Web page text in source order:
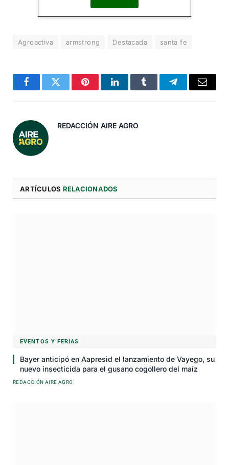
Agroactiva armstrong Destacada santa fe
FacebookTwitter PinterestLinkedInTumblr TelegramCorreo
REDACCIÓN AIRE AGRO
ARTÍCULOS RELACIONADOS
EVENTOS Y FERIAS
Bayer anticipó en Aapresid el lanzamiento de Vayego, su
nuevo insecticida para el gusano cogollero del maíz
REDACCIÓN AIRE AGRO